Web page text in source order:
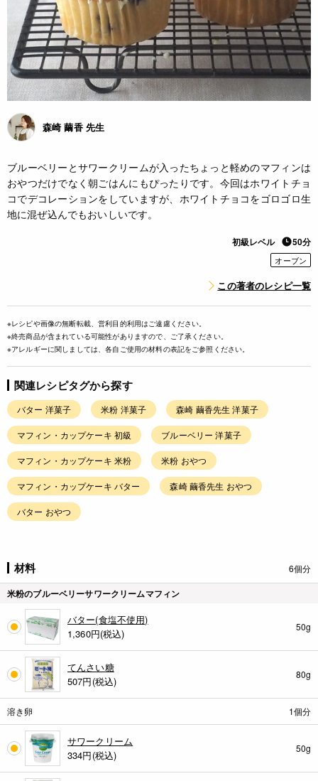
森崎 繭香 先生
ブルーベリーとサワークリームが入ったちょっと軽めのマフィンは
おやつだけでなく朝ごはんにもぴったりです。今回はホワイトチョ
コでデコレーションをしていますが、ホワイトチョコをゴロゴロ生
地に混ぜ込んでもおいしいです。
初級レベル 50分
オーブン
この著者のレシピ一覧
※レシピや画像の無断転載、営利目的利用はご遠慮ください。
※終売商品が含まれている可能性がありますので、ご了承ください。
※アレルギーに関しましては、各自ご使用の材料の表記をご参照ください。
関連レシピタグから探す
バター 洋菓子 米粉 洋菓子 森崎 繭香先生 洋菓子
マフィン・カップケーキ 初級 ブルーベリー 洋菓子
マフィン・カップケーキ 米粉 米粉 おやつ
マフィン・カップケーキ バター 森崎 繭香先生 おやつ
バター おやつ
材料 6個分
米粉のブルーベリーサワークリームマフィン
バター(食塩不使用)
1,360円(税込)
50g
てんさい糖
507円(税込)
80g
溶き卵 1個分
サワークリーム
334円(税込)
50g